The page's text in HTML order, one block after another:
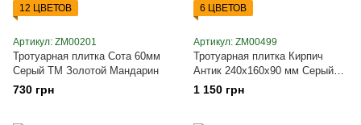
12 ЦВЕТОВ
Артикул: ZM00201
Тротуарная плитка Сота 60мм
Серый ТМ Золотой Мандарин
730 грн
6 ЦВЕТОВ
Артикул: ZM00499
Тротуарная плитка Кирпич
Антик 240х160х90 мм Серый
ТМ Золотой Мандарин
1 150 грн